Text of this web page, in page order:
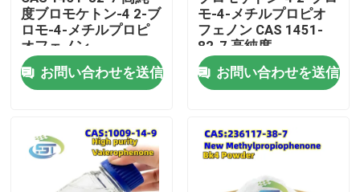
度ブロモケトン-4 2-ブ
ロモ-4-メチルプロピ
オフェノン
お問い合わせを送信
モ-4-メチルプロピオ
フェノン CAS 1451-
82-7 高純度
お問い合わせを送信